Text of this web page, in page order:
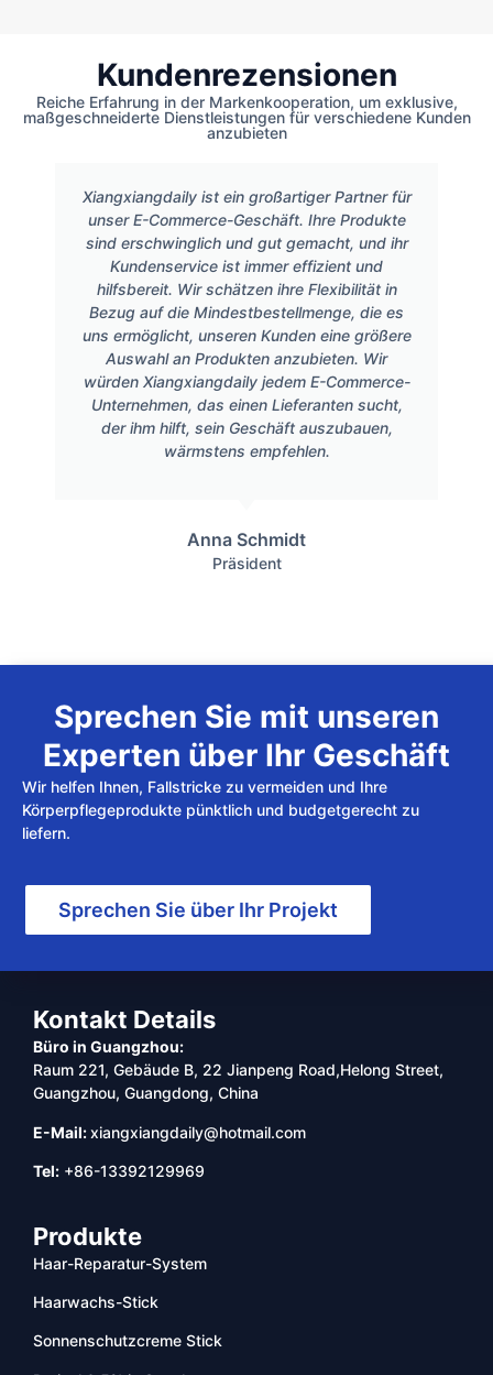
Kundenrezensionen
Reiche Erfahrung in der Markenkooperation, um exklusive,
maßgeschneiderte Dienstleistungen für verschiedene Kunden
anzubieten
Xiangxiangdaily ist ein großartiger Partner für
unser E-Commerce-Geschäft. Ihre Produkte
sind erschwinglich und gut gemacht, und ihr
Kundenservice ist immer effizient und
hilfsbereit. Wir schätzen ihre Flexibilität in
Bezug auf die Mindestbestellmenge, die es
uns ermöglicht, unseren Kunden eine größere
Auswahl an Produkten anzubieten. Wir
würden Xiangxiangdaily jedem E-Commerce-
Unternehmen, das einen Lieferanten sucht,
der ihm hilft, sein Geschäft auszubauen,
wärmstens empfehlen.
Anna Schmidt
Präsident
Sprechen Sie mit unseren
Experten über Ihr Geschäft
Wir helfen Ihnen, Fallstricke zu vermeiden und Ihre
Körperpflegeprodukte pünktlich und budgetgerecht zu
liefern.
Sprechen Sie über Ihr Projekt
Kontakt Details
Büro in Guangzhou:
Raum 221, Gebäude B, 22 Jianpeng Road,Helong Street,
Guangzhou, Guangdong, China
E-Mail:xiangxiangdaily@hotmail.com
Tel: +86-13392129969
Produkte
Haar-Reparatur-System
Haarwachs-Stick
Sonnenschutzcreme Stick